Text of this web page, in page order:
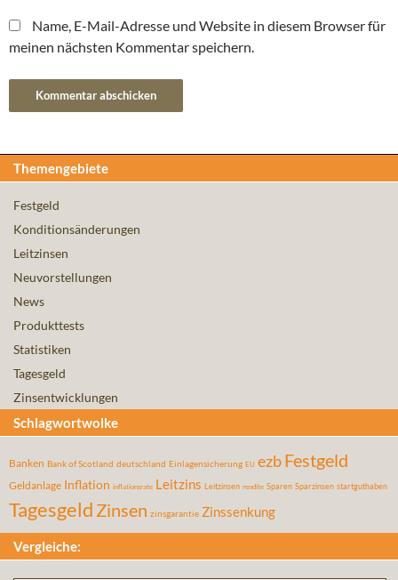
Name, E-Mail-Adresse und Website in diesem Browser für
meinen nächsten Kommentar speichern.
Themengebiete
Festgeld
Konditionsänderungen
Leitzinsen
Neuvorstellungen
News
Produkttests
Statistiken
Tagesgeld
Zinsentwicklungen
Schlagwortwolke
Banken Bank of Scotland deutschland Einlagensicherung EU ezbFestgeld
Geldanlage Inflation inflationsrate Leitzins Leitzinsen rendite Sparen Sparzinsen startguthaben
Tagesgeld Zinsen zinsgarantie Zinssenkung
Vergleiche: